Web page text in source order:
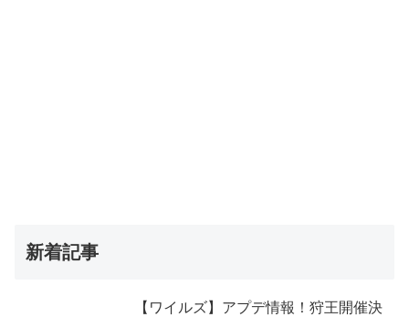
新着記事
【ワイルズ】アプデ情報！狩王開催決